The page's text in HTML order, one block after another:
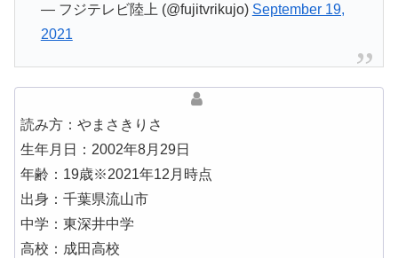
— フジテレビ陸上 (@fujitvrikujo) September 19,
2021
読み方：やまさきりさ
生年月日：2002年8月29日
年齢：19歳※2021年12月時点
出身：千葉県流山市
中学：東深井中学
高校：成田高校